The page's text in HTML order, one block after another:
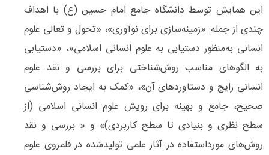
این همایش توسط دانشگاه جامع امام حسین (ع) با اهداف
چندی از جمله: «زمینه‌سازی برای نوآوری»، «تحول و تعالی علوم
انسانی به‌منظور دستیابی به علوم انسانی اسلامی»، «دستیابی
به الگوهای مناسب روش‌شناختی برای بررسی و نقد علوم
انسانی رایج و دستاوردهای آن»، «کمک به ایجاد روش‌شناسی
صحیح، جامع و بهینه برای رویش علوم انسانی اسلامی (از
سطح نظری و بنیادی تا سطح کاربردی)» و « بررسی و نقد
روش‌های مورداستفاده در آثار علمی تولیدشده در قلمروی علوم